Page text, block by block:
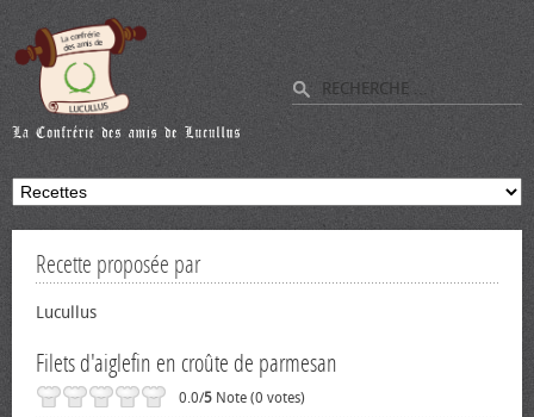
Recette proposée par
Lucullus
Filets d'aiglefin en croûte de parmesan
0.0/5 Note (0 votes)